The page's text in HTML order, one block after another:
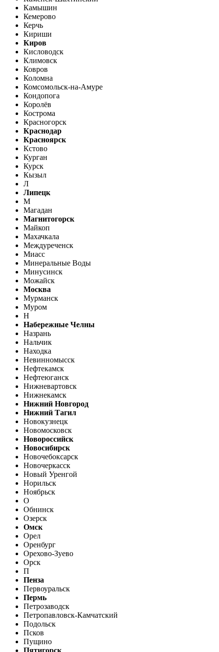
Камышин
Кемерово
Керчь
Кириши
Киров
Кисловодск
Климовск
Ковров
Коломна
Комсомольск-на-Амуре
Кондопога
Королёв
Кострома
Красногорск
Краснодар
Красноярск
Кстово
Курган
Курск
Кызыл
Л
Липецк
М
Магадан
Магнитогорск
Майкоп
Махачкала
Междуреченск
Миасс
Минеральные Воды
Минусинск
Можайск
Москва
Мурманск
Муром
Н
Набережные Челны
Назрань
Нальчик
Находка
Невинномысск
Нефтекамск
Нефтеюганск
Нижневартовск
Нижнекамск
Нижний Новгород
Нижний Тагил
Новокузнецк
Новомосковск
Новороссийск
Новосибирск
Новочебоксарск
Новочеркасск
Новый Уренгой
Норильск
Ноябрьск
О
Обнинск
Озерск
Омск
Орел
Оренбург
Орехово-Зуево
Орск
П
Пенза
Первоуральск
Пермь
Петрозаводск
Петропавловск-Камчатский
Подольск
Псков
Пущино